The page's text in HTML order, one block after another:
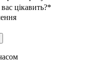
цікавить?*